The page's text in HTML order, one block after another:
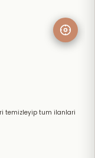
temizleyip tum ilanlari